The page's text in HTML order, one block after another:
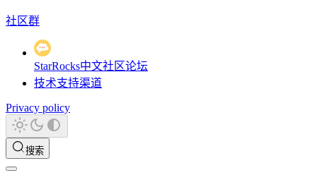
社区群
StarRocks中文社区论坛
技术支持渠道
Privacy policy
搜索